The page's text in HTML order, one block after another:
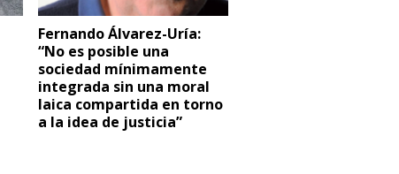
Fernando Álvarez-Uría:
“No es posible una
sociedad mínimamente
integrada sin una moral
laica compartida en torno
a la idea de justicia”